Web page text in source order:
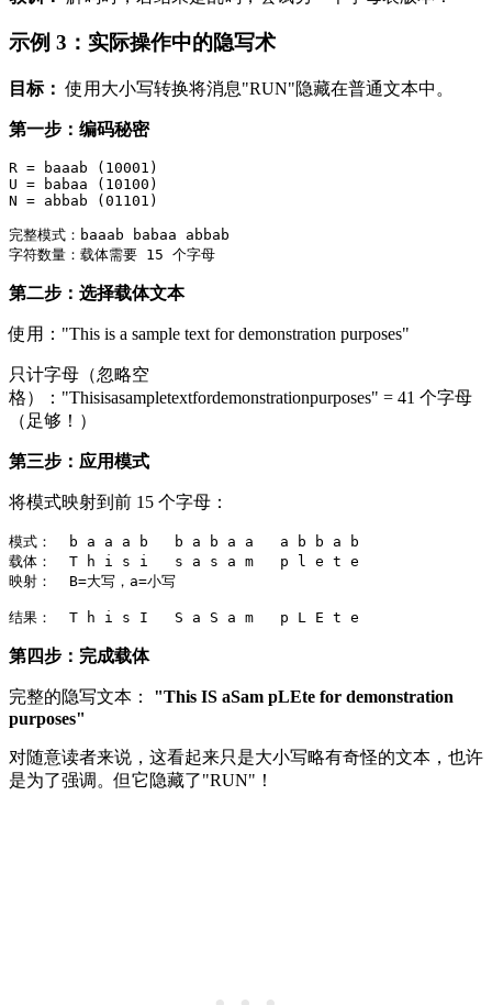
示例 3：实际操作中的隐写术
目标： 使用大小写转换将消息"RUN"隐藏在普通文本中。
第一步：编码秘密
R = baaab (10001)
U = babaa (10100)
N = abbab (01101)
完整模式：baaab babaa abbab
第二步：选择载体文本
使用："This is a sample text for demonstration purposes"
只计字母（忽略空
格）："Thisisasampletextfordemonstrationpurposes" = 41 个字母
（足够！）
第三步：应用模式
将模式映射到前 15 个字母：
模式：  b a a a b   b a b a a   a b b a b
载体：  T h i s i   s a s a m   p l e t e
映射：  B=大写，a=小写
第四步：完成载体
完整的隐写文本： "This IS aSam pLEte for demonstration
purposes"
对随意读者来说，这看起来只是大小写略有奇怪的文本，也许
是为了强调。但它隐藏了"RUN"！